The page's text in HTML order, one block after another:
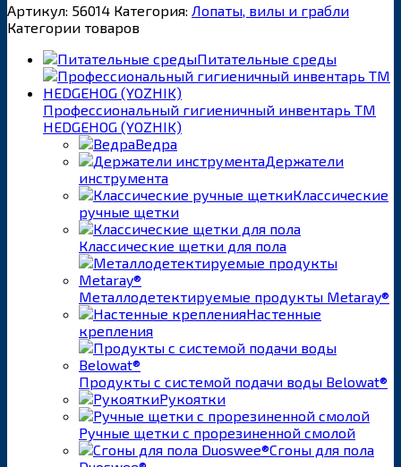
Артикул: 56014 Категория: Лопаты, вилы и грабли
Категории товаров
Питательные среды
Профессиональный гигиеничный инвентарь ТМ
HEDGEHOG (YOZHIK)
Ведра
Держатели
инструмента
Классические
ручные щетки
Классические щетки для пола
Металлодетектируемые продукты Metaray®
Настенные
крепления
Продукты с системой подачи воды Belowat®
Рукоятки
Ручные щетки с прорезиненной смолой
Сгоны для пола